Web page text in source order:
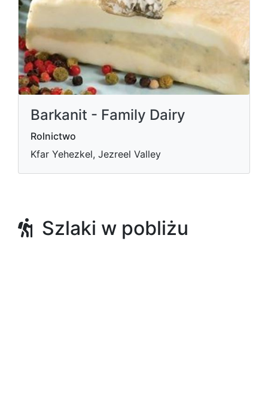
Barkanit - Family Dairy
Rolnictwo
Kfar Yehezkel, Jezreel Valley
Szlaki w pobliżu